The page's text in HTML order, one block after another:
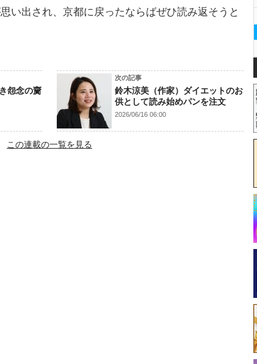
い出され、京都に戻ったならばぜひ読み返そうと
怨念の齎
次の記事
鈴木涼美（作家）ダイエットのお
供として読み始めパンを注文
2026/06/16 06:00
この連載の一覧を見る